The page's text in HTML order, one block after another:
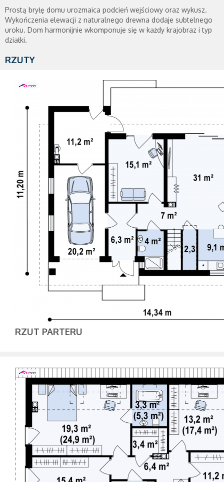
Prostą bryłę domu urozmaica podcień wejściowy oraz wykusz.
Wykończenia elewacji z naturalnego drewna dodaje subtelnego
uroku. Dom harmonijnie wkomponuje się w każdy krajobraz i typ
działki.
RZUTY
RZUT PARTERU